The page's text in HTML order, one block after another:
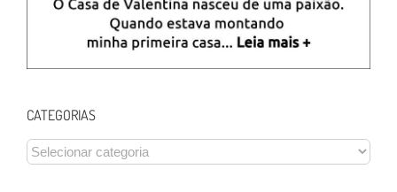
CATEGORIAS
CATEGORIAS